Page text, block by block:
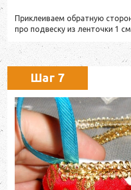
Приклеиваем обратную
про подвеску из ленточки 1
Шаг 7